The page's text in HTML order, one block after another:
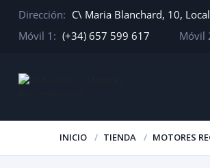
Dirección: C\ Maria Blanchard, 10,
Móvil 1: (+34) 657 599 617 Móvil
INICIO TIENDA MOTORES